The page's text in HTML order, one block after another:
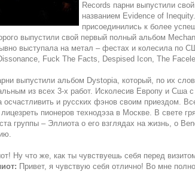
Records парни выпустили
названием Evidence of
присоединились к более
выпустили свой первый полный альбом
выступала на метал – фестах и колесила по
Fuck The Facts, Despised Icon, The
выпустили альбом Dystopia, который, по их
из всех 3-х работ. Исколесив Европу и Сша с
осчастливить и русских фэнов своим приездом.
пионеров технодэза в Москве. В свете
группы – Эллиота о его взглядах на жизнь, о
Ну что же, как ты чувствуешь себя перед
Привет, я чувствую себя отлично! Во мне